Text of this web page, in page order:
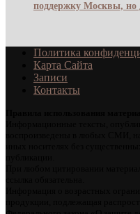
поддержку Москвы, но
Политика
Карта Сайта
Записи
Контакты